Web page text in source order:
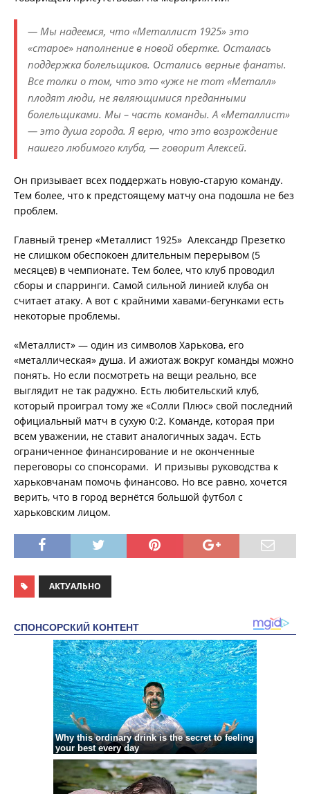
— Мы надеемся, что «Металлист 1925» это
«старое» наполнение в новой обертке. Осталась
поддержка болельщиков. Остались верные фанаты.
Все толки о том, что это «уже не тот «Металл»
плодят люди, не являющимися преданными
болельщиками. Мы – часть команды. А «Металлист»
— это душа города. Я верю, что это возрождение
нашего любимого клуба, — говорит Алексей.
Он призывает всех поддержать новую-старую команду.
Тем более, что к предстоящему матчу она подошла не без
проблем.
Главный тренер «Металлист 1925» Александр Презетко
не слишком обеспокоен длительным перерывом (5
месяцев) в чемпионате. Тем более, что клуб проводил
сборы и спарринги. Самой сильной линией клуба он
считает атаку. А вот с крайними хавами-бегунками есть
некоторые проблемы.
«Металлист» — один из символов Харькова, его
«металлическая» душа. И ажиотаж вокруг команды можно
понять. Но если посмотреть на вещи реально, все
выглядит не так радужно. Есть любительский клуб,
который проиграл тому же «Солли Плюс» свой последний
официальный матч в сухую 0:2. Команде, которая при
всем уважении, не ставит аналогичных задач. Есть
ограниченное финансирование и не оконченные
переговоры со спонсорами. И призывы руководства к
харьковчанам помочь финансово. Но все равно, хочется
верить, что в город вернётся большой футбол с
харьковским лицом.
АКТУАЛЬНО